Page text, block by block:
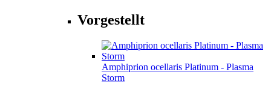
Vorgestellt
Amphiprion ocellaris Platinum - Plasma
Storm